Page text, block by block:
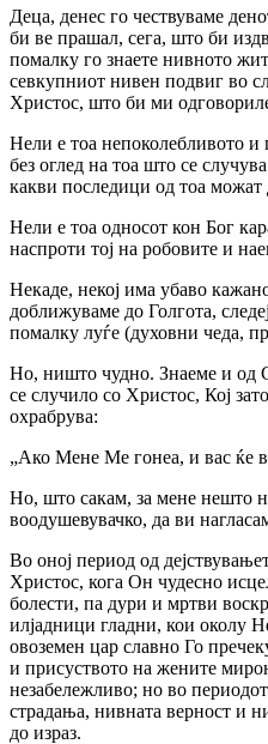
Деца, денес го чествуваме
би ве прашал, сега, што би
помалку го знаете нивното
севкупниот нивен подвиг во
Христос, што би ми
Нели е тоа непоколебливото и
без оглед на тоа што се
какви последици од тоа можат
Нели е тоа односот кон Бог
наспроти тој на робовите и
Некаде, некој има убаво
доближуваме до Голгота,
помалку луѓе (духовни чеда,
Но, ништо чудно. Знаеме и од
се случило со Христос, Кој
охрабрува:
„Ако Мене Ме гонеа, и вас ќе
Но, што сакам, за мене нешто
воодушевувачко, да ви
Во оној период од
Христос, кога Он чудесно
болести, па дури и мртви
илјадници гладни, кои околу
овоземен цар славно Го
и присуството на жените
незабележливо; но во
страдања, нивната верност и
до израз.